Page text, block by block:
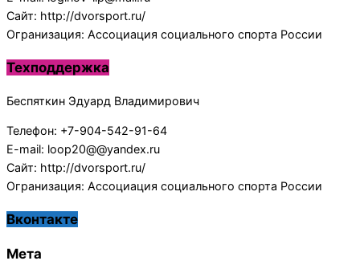
Сайт: http://dvorsport.ru/
Огранизация: Ассоциация социального спорта России
Техподдержка
Беспяткин Эдуард Владимирович
Телефон: +7-904-542-91-64
E-mail: loop20@@yandex.ru
Сайт: http://dvorsport.ru/
Огранизация: Ассоциация социального спорта России
Вконтакте
Мета